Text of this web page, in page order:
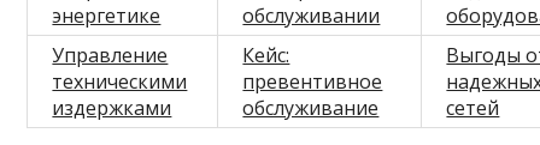
энергетике
обслуживании
Управление
техническими
издержками
Кейс:
превентивное
обслуживание
Выгоды
сетей